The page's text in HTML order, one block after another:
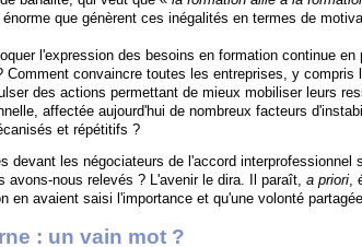
que génèrent ces inégalités en termes de
l'expression des besoins en formation continue
Comment convaincre toutes les entreprises, y compris
des actions permettant de mieux mobiliser leurs
affectée aujourd'hui de nombreux facteurs
et répétitifs ?
devant les négociateurs de l'accord interprofessionnel
avons-nous relevés ? L'avenir le dira. Il paraît, a priori,
en avaient saisi l'importance et qu'une volonté
: un vain mot ?